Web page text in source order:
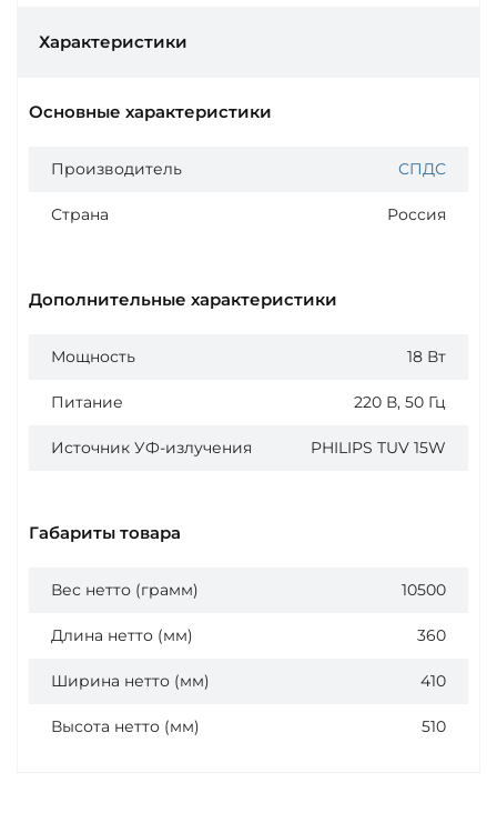
Характеристики
Основные характеристики
Производитель СПДС
Страна Россия
Дополнительные характеристики
Мощность 18 Вт
Питание 220 В, 50 Гц
Источник УФ-излучения PHILIPS TUV 15W
Габариты товара
Вес нетто (грамм) 10500
Длина нетто (мм) 360
Ширина нетто (мм) 410
Высота нетто (мм) 510